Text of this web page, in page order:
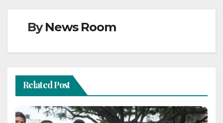
ByNews Room
Related Post